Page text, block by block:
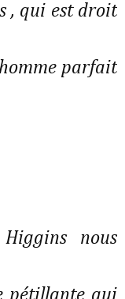
, qui est droit
parfait
nous